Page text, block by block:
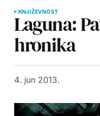
KNJIŽEVNOST
Laguna:
hronika
4. jun 2013.